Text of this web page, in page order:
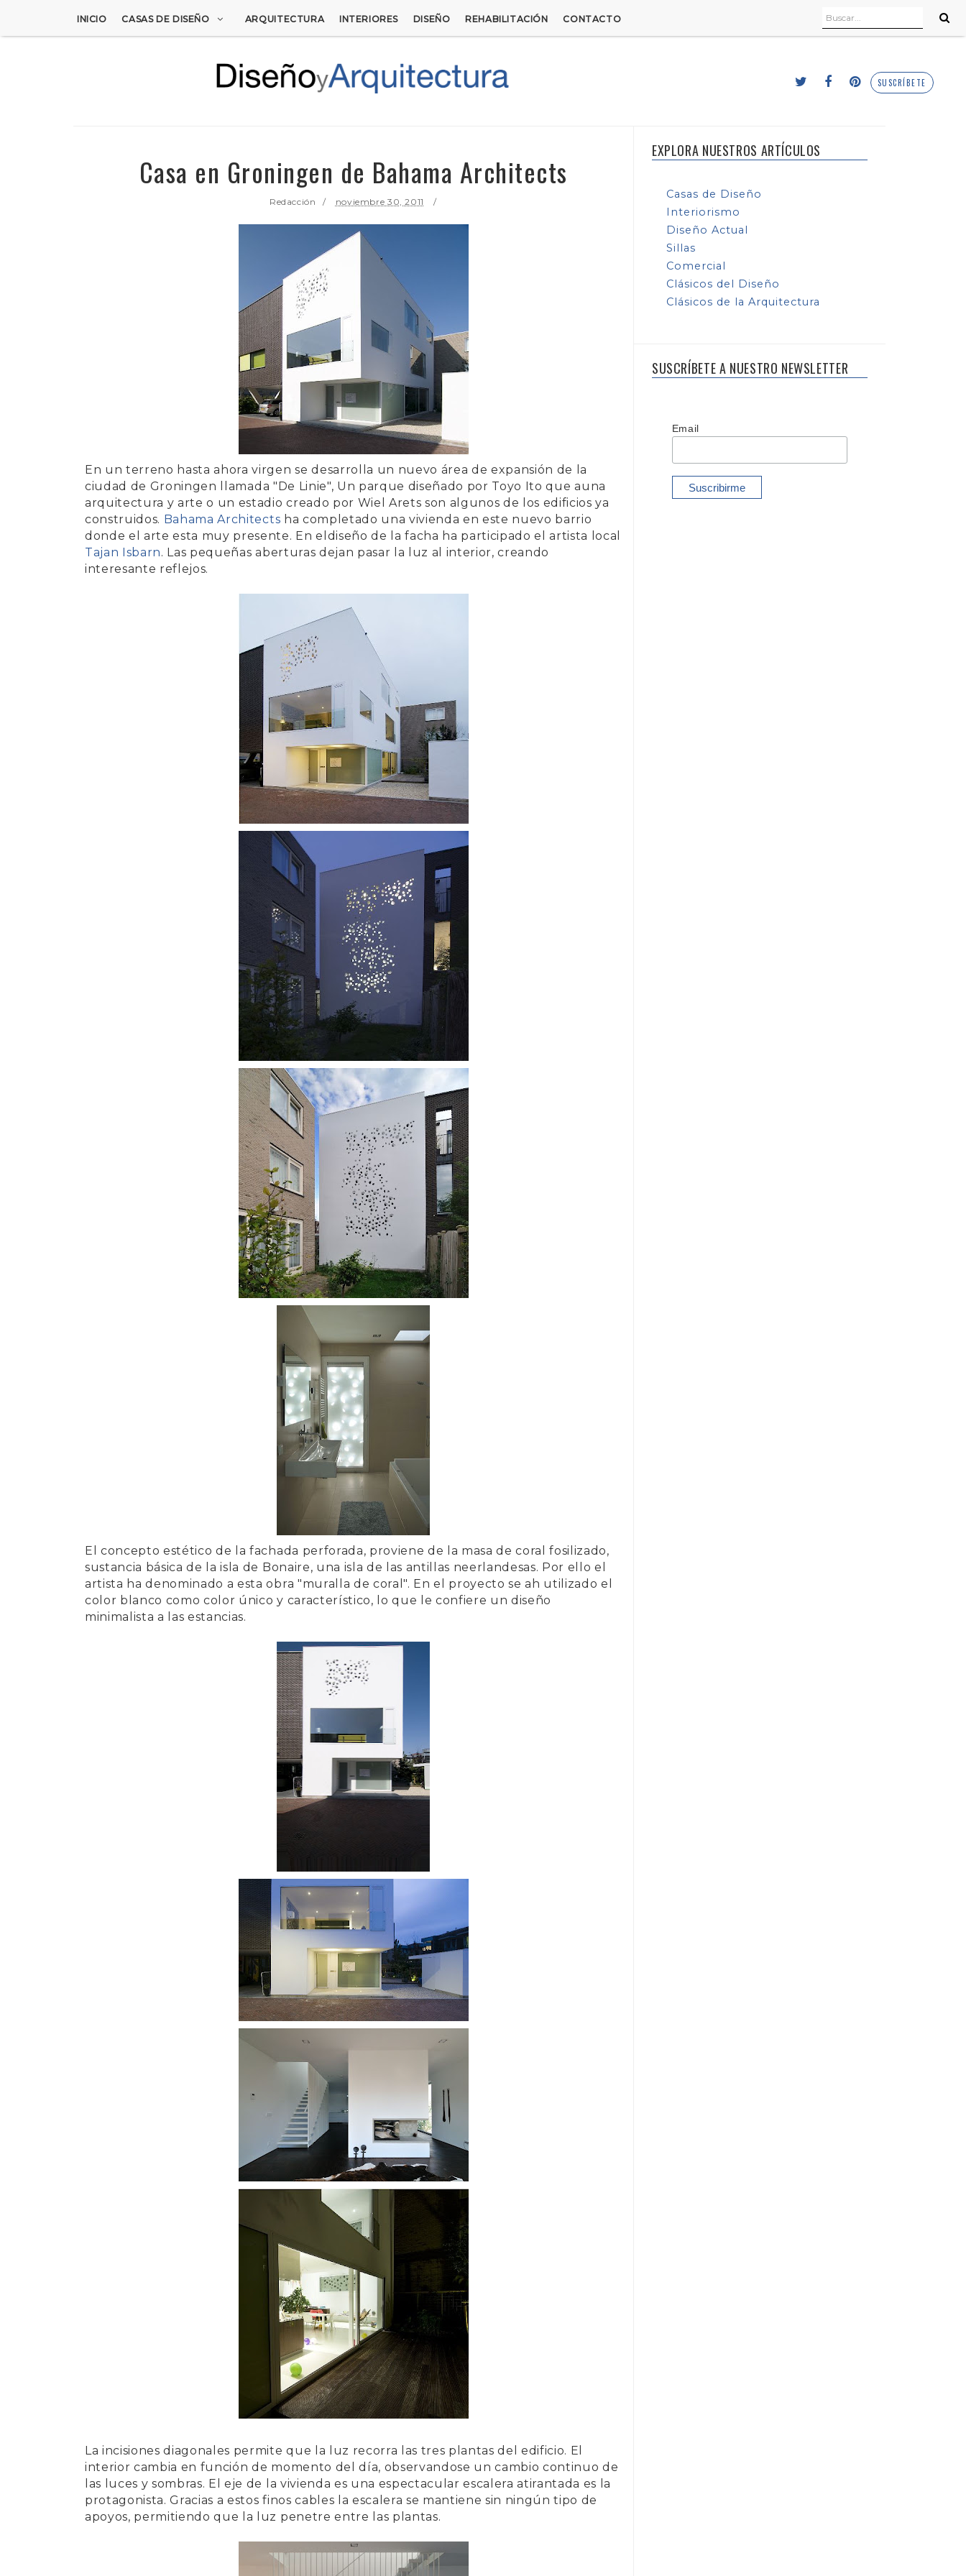
INICIO CASAS DE DISEÑO ARQUITECTURA INTERIORES DISEÑO REHABILITACIÓN CONTACTO
SUSCRÍBETE
Casa en Groningen de Bahama Architects
Redacción noviembre 30, 2011
En un terreno hasta ahora virgen se desarrolla un nuevo área de expansión de la
ciudad de Groningen llamada "De Linie", Un parque diseñado por Toyo Ito que auna
arquitectura y arte o un estadio creado por Wiel Arets son algunos de los edificios ya
construidos. Bahama Architects ha completado una vivienda en este nuevo barrio
donde el arte esta muy presente. En eldiseño de la facha ha participado el artista local
Tajan Isbarn. Las pequeñas aberturas dejan pasar la luz al interior, creando
interesante reflejos.
El concepto estético de la fachada perforada, proviene de la masa de coral fosilizado,
sustancia básica de la isla de Bonaire, una isla de las antillas neerlandesas. Por ello el
artista ha denominado a esta obra "muralla de coral". En el proyecto se ah utilizado el
color blanco como color único y característico, lo que le confiere un diseño
minimalista a las estancias.
La incisiones diagonales permite que la luz recorra las tres plantas del edificio. El
interior cambia en función de momento del día, observandose un cambio continuo de
las luces y sombras. El eje de la vivienda es una espectacular escalera atirantada es la
protagonista. Gracias a estos finos cables la escalera se mantiene sin ningún tipo de
apoyos, permitiendo que la luz penetre entre las plantas.
EXPLORA NUESTROS ARTÍCULOS
Casas de Diseño
Interiorismo
Diseño Actual
Sillas
Comercial
Clásicos del Diseño
Clásicos de la Arquitectura
SUSCRÍBETE A NUESTRO NEWSLETTER
Email